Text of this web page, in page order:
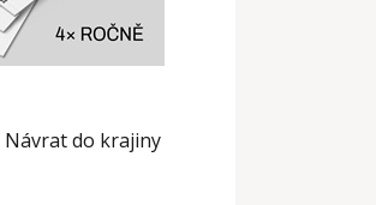
Návrat do krajiny